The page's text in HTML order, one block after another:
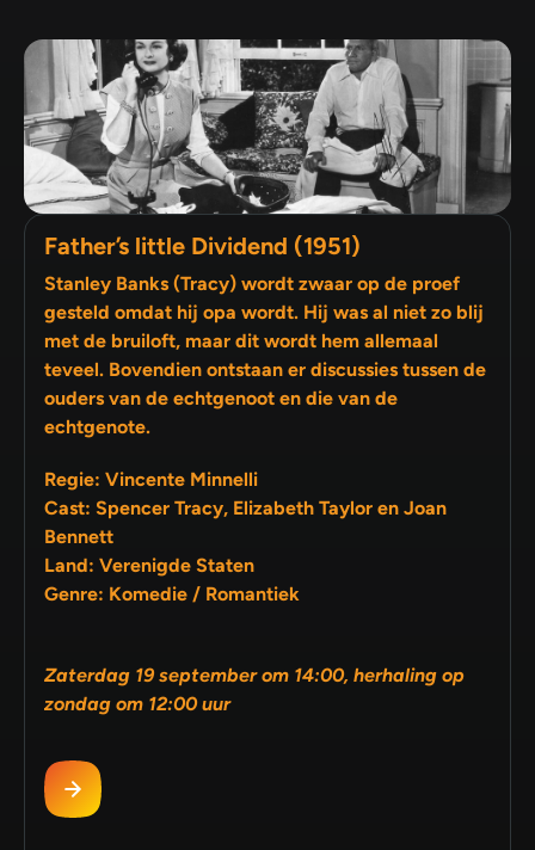
Father’s little Dividend (1951)
Stanley Banks (Tracy) wordt zwaar op de proef
gesteld omdat hij opa wordt. Hij was al niet zo blij
met de bruiloft, maar dit wordt hem allemaal
teveel. Bovendien ontstaan er discussies tussen de
ouders van de echtgenoot en die van de
echtgenote.
Regie: Vincente Minnelli
Cast: Spencer Tracy, Elizabeth Taylor en Joan
Bennett
Land: Verenigde Staten
Genre: Komedie / Romantiek
Zaterdag 19 september om 14:00, herhaling op
zondag om 12:00 uur